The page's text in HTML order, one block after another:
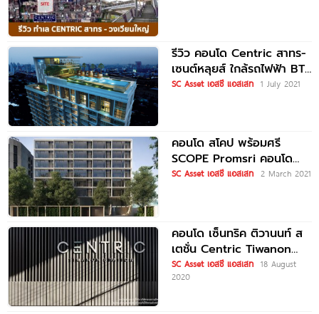
รีวิว คอนโด Centric สาทร-
เซนต์หลุยส์ ใกล้รถไฟฟ้า BTS
เซนต์หลุยส์
SC Asset เอสซี แอสเสท 1 July 2021
คอนโด สโคป พร้อมศรี
SCOPE Promsri คอนโด
Pet-friendly บนสุดยอด
SC Asset เอสซี แอสเสท 2 March 2021
คอนโด เซ็นทริค ติวานนท์ ส
เตชั่น Centric Tiwanon
Station ใกล้ MRT แยก
ติวานนท์
SC Asset เอสซี แอสเสท 18 August
2020